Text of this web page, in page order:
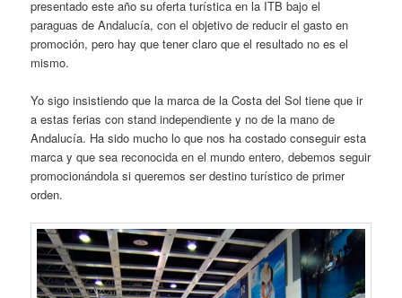
presentado este año su oferta turística en la ITB bajo el
paraguas de Andalucía, con el objetivo de reducir el gasto en
promoción, pero hay que tener claro que el resultado no es el
mismo.
Yo sigo insistiendo que la marca de la Costa del Sol tiene que ir
a estas ferias con stand independiente y no de la mano de
Andalucía. Ha sido mucho lo que nos ha costado conseguir esta
marca y que sea reconocida en el mundo entero, debemos seguir
promocionándola si queremos ser destino turístico de primer
orden.